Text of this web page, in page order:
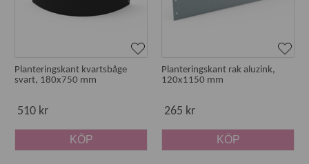
Planteringskant kvartsbåge
svart, 180x750 mm
510 kr
KÖP
Planteringskant rak aluzink,
120x1150 mm
265 kr
KÖP